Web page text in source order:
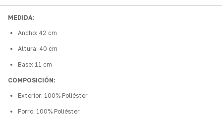
MEDIDA:
Ancho: 42 cm
Altura: 40 cm
Base: 11 cm
COMPOSICIÓN:
Exterior: 100% Poliéster
Forro: 100% Poliéster.